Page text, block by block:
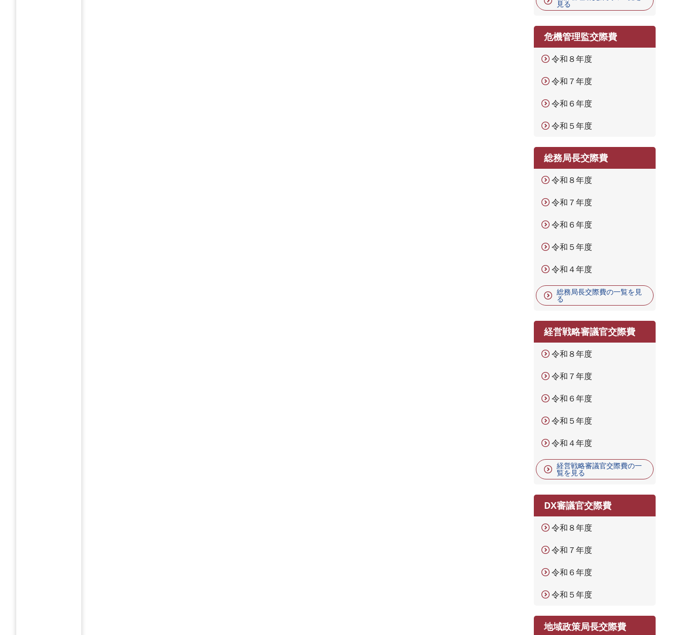
見る
危機管理監交際費
令和８年度
令和７年度
令和６年度
令和５年度
総務局長交際費
令和８年度
令和７年度
令和６年度
令和５年度
令和４年度
総務局長交際費の一覧を見
る
経営戦略審議官交際費
令和８年度
令和７年度
令和６年度
令和５年度
令和４年度
経営戦略審議官交際費の一
覧を見る
DX審議官交際費
令和８年度
令和７年度
令和６年度
令和５年度
地域政策局長交際費